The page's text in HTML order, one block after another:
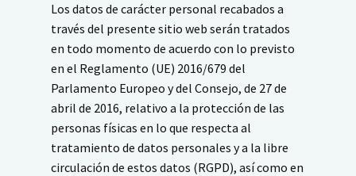
Los datos de carácter personal recabados a
través del presente sitio web serán tratados
en todo momento de acuerdo con lo previsto
en el Reglamento (UE) 2016/679 del
Parlamento Europeo y del Consejo, de 27 de
abril de 2016, relativo a la protección de las
personas físicas en lo que respecta al
tratamiento de datos personales y a la libre
circulación de estos datos (RGPD), así como en